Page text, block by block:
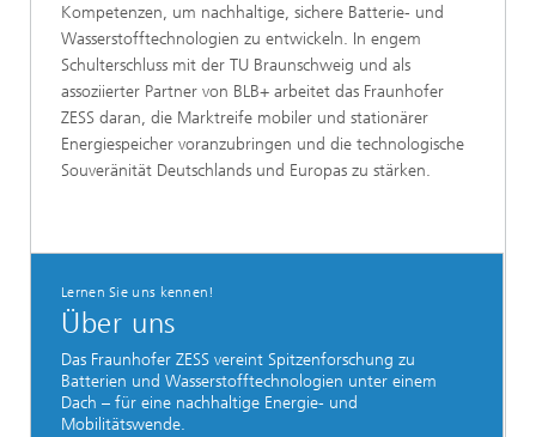
Kompetenzen, um nachhaltige, sichere Batterie- und
Wasserstofftechnologien zu entwickeln. In engem
Schulterschluss mit der TU Braunschweig und als
assoziierter Partner von BLB+ arbeitet das Fraunhofer
ZESS daran, die Marktreife mobiler und stationärer
Energiespeicher voranzubringen und die technologische
Souveränität Deutschlands und Europas zu stärken.
Lernen Sie uns kennen!
Über uns
Das Fraunhofer ZESS vereint Spitzenforschung zu
Batterien und Wasserstofftechnologien unter einem
Dach – für eine nachhaltige Energie- und
Mobilitätswende.